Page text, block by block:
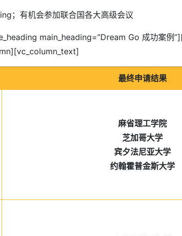
；有机会参加联合国各大高级会议
main_heading=”Dream Go 成功案例
最终申请结果
麻省理工学院
芝加哥大学
宾夕法尼亚大学
约翰霍普金斯大学